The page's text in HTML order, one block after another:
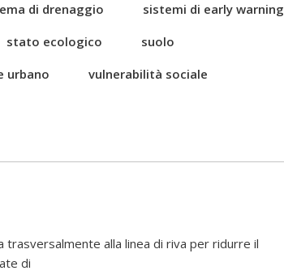
di drenaggio
sistemi di early warning
stato ecologico
suolo
urbano
vulnerabilità sociale
alla linea di riva per ridurre il
di